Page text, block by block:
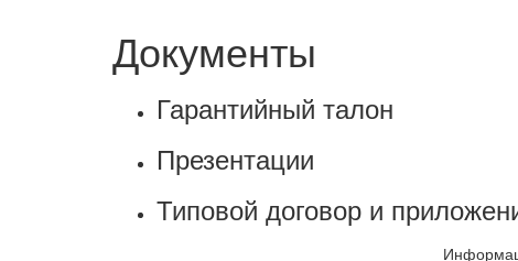
Документы
Гарантийный талон
Презентации
Типовой договор и